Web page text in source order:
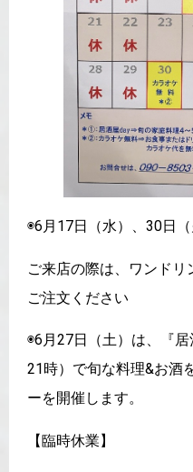
◉6月17日（水）、30日
ご来店の際は、ワンド
ご注文ください
◉6月27日（土）は、『
21時）で旬な料理&お酒
ーを開催します。
【臨時休業】